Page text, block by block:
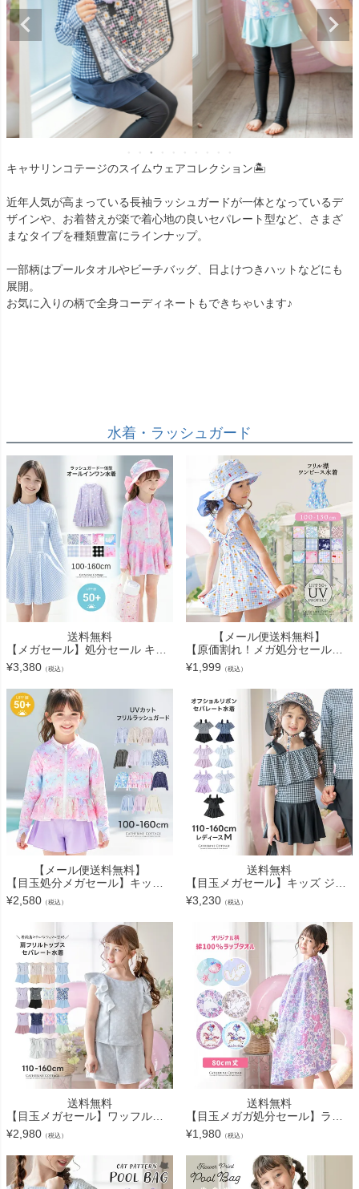
キャサリンコテージのスイムウェアコレクション🏝️
近年人気が高まっている長袖ラッシュガードが一体となっているデ
ザインや、お着替えが楽で着心地の良いセパレート型など、さまざ
まなタイプを種類豊富にラインナップ。
一部柄はプールタオルやビーチバッグ、日よけつきハットなどにも
展開。
お気に入りの柄で全身コーディネートもできちゃいます♪
水着・ラッシュガード
送料無料
【メガセール】処分セール キッズ 水着 女の子 オールインワン ラッシュガード一体型 スイムウェア ワンピース水着 インナーパンツ付き TAK
¥3,380 （税込）
【メール便送料無料】
【原価割れ！メガ処分セール】キッズ 女の子 水着 フリル襟ワンピース水着 スカート スイムウェア おしゃれ かわいい 子供 YUP12《メール便優先商品》
¥1,999 （税込）
【メール便送料無料】
【目玉処分メガセール】キッズ ジュニア ガーリーフリル ラッシュガード フードなし スイムウェア おしゃれ 女の子 小学生 中学生 YUP12《メール便優先商品》
¥2,580 （税込）
送料無料
【目玉メガセール】キッズ ジュニア 女の子 オフショルリボンスイムウェア セパレート おしゃれ かわいい 2ピース ギンガムチェック柄 小花柄 水着 女子 小学生 中学生 TAK
¥3,230 （税込）
送料無料
【目玉メガセール】ワッフルフリルセパレート水着 TAK
¥2,980 （税込）
送料無料
【目玉メガガ処分セール】ラップタオル 80cm丈 繰り返し洗濯後もソフトな肌触り ロマンティック プールタオル ラップタオル キッズ 巻きタオル バスタオル 着替えタオル 80x120cm キッズ ジュ
¥1,980 （税込）